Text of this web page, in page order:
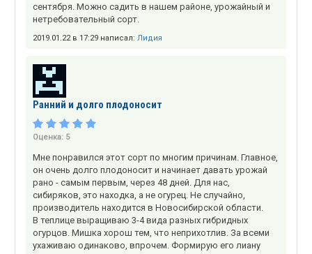
сентября. Можно садить в нашем районе, урожайный и
нетребовательный сорт.
2019.01.22 в 17:29 написал: Лидия
Ранний и долго плодоносит
Оценка: 5
Мне понравился этот сорт по многим причинам. Главное,
он очень долго плодоносит и начинает давать урожай
рано - самым первым, через 48 дней. Для нас,
сибиряков, это находка, а не огурец. Не случайно,
производитель находится в Новосибирской области.
В теплице выращиваю 3-4 вида разных гибридных
огурцов. Мишка хорош тем, что неприхотлив. За всеми
ухаживаю одинаково, впрочем. Формирую его лиану